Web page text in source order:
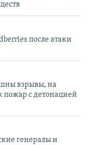
после атаки
взрывы, на
пожар с детонацией
генералы и